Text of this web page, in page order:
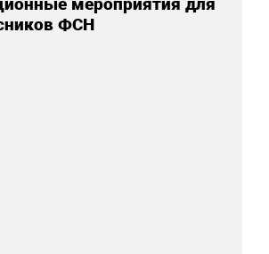
мероприятия для
ФСН